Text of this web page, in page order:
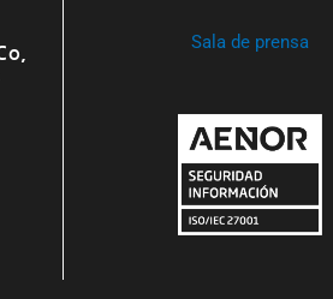
anuncios o contenido
Sala de prensa